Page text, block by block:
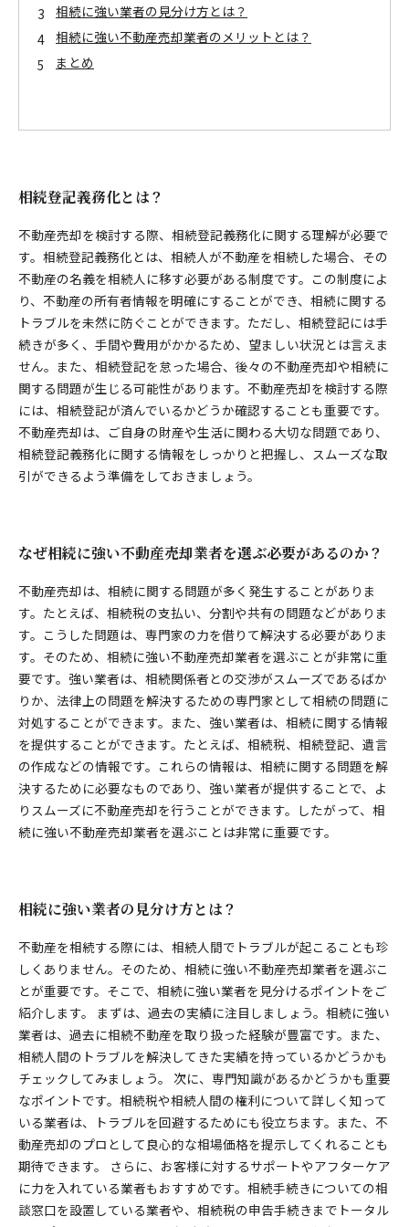
相続に強い業者の見分け方とは？
相続に強い不動産売却業者のメリットとは？
まとめ
相続登記義務化とは？
不動産売却を検討する際、相続登記義務化に関する理解が必要で
す。相続登記義務化とは、相続人が不動産を相続した場合、その
不動産の名義を相続人に移す必要がある制度です。この制度によ
り、不動産の所有者情報を明確にすることができ、相続に関する
トラブルを未然に防ぐことができます。ただし、相続登記には手
続きが多く、手間や費用がかかるため、望ましい状況とは言えま
せん。また、相続登記を怠った場合、後々の不動産売却や相続に
関する問題が生じる可能性があります。不動産売却を検討する際
には、相続登記が済んでいるかどうか確認することも重要です。
不動産売却は、ご自身の財産や生活に関わる大切な問題であり、
相続登記義務化に関する情報をしっかりと把握し、スムーズな取
引ができるよう準備をしておきましょう。
なぜ相続に強い不動産売却業者を選ぶ必要があるのか？
不動産売却は、相続に関する問題が多く発生することがありま
す。たとえば、相続税の支払い、分割や共有の問題などがありま
す。こうした問題は、専門家の力を借りて解決する必要がありま
す。そのため、相続に強い不動産売却業者を選ぶことが非常に重
要です。強い業者は、相続関係者との交渉がスムーズであるばか
りか、法律上の問題を解決するための専門家として相続の問題に
対処することができます。また、強い業者は、相続に関する情報
を提供することができます。たとえば、相続税、相続登記、遺言
の作成などの情報です。これらの情報は、相続に関する問題を解
決するために必要なものであり、強い業者が提供することで、よ
りスムーズに不動産売却を行うことができます。したがって、相
続に強い不動産売却業者を選ぶことは非常に重要です。
相続に強い業者の見分け方とは？
不動産を相続する際には、相続人間でトラブルが起こることも珍
しくありません。そのため、相続に強い不動産売却業者を選ぶこ
とが重要です。そこで、相続に強い業者を見分けるポイントをご
紹介します。 まずは、過去の実績に注目しましょう。相続に強い
業者は、過去に相続不動産を取り扱った経験が豊富です。また、
相続人間のトラブルを解決してきた実績を持っているかどうかも
チェックしてみましょう。 次に、専門知識があるかどうかも重要
なポイントです。相続税や相続人間の権利について詳しく知って
いる業者は、トラブルを回避するためにも役立ちます。また、不
動産売却のプロとして良心的な相場価格を提示してくれることも
期待できます。 さらに、お客様に対するサポートやアフターケア
に力を入れている業者もおすすめです。相続手続きについての相
談窓口を設置している業者や、相続税の申告手続きまでトータル